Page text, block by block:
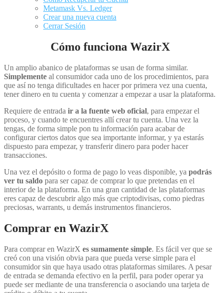
Metamask Vs. Ledger
Crear una nueva cuenta
Cerrar Sesión
Cómo funciona WazirX
Un amplio abanico de plataformas se usan de forma similar.
Simplemente al consumidor cada uno de los procedimientos, para
que así no tenga dificultades en hacer por primera vez una cuenta,
tener dinero en tu cuenta y comenzar a empezar a usar la plataforma.
Requiere de entrada ir a la fuente web oficial, para empezar el
proceso, y cuando te encuentres allí crear tu cuenta. Una vez la
tengas, de forma simple pon tu información para acabar de
configurar ciertos datos que sea importante informar, y ya estarás
dispuesto para empezar, y transferir dinero para poder hacer
transacciones.
Una vez el depósito o forma de pago lo veas disponible, ya podrás
ver tu saldo para ser capaz de comprar lo que pretendas en el
interior de la plataforma. En una gran cantidad de las plataformas
eres capaz de descubrir algo más que criptodivisas, como piedras
preciosas, warrants, u demás instrumentos financieros.
Comprar en WazirX
Para comprar en WazirX es sumamente simple. Es fácil ver que se
creó con una visión obvia para que pueda verse simple para el
consumidor sin que haya usado otras plataformas similares. A pesar
de entrada se demanda efectivo en la perfil, para poder operar ya
puede ser mediante de una transferencia o asociando una tarjeta de